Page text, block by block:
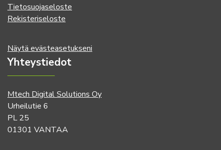
Tietosuojaseloste
Rekisteriseloste
Näytä evästeasetukseni
Yhteystiedot
Mtech Digital Solutions Oy
Urheilutie 6
PL 25
01301 VANTAA